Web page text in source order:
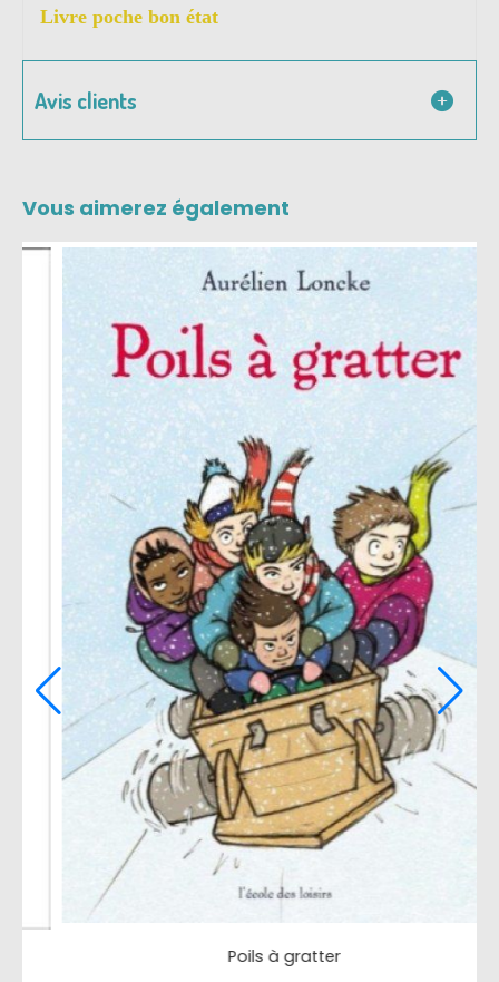
Livre poche bon état
Avis clients
Vous aimerez également
Les super-héros n'ont pas le vertige